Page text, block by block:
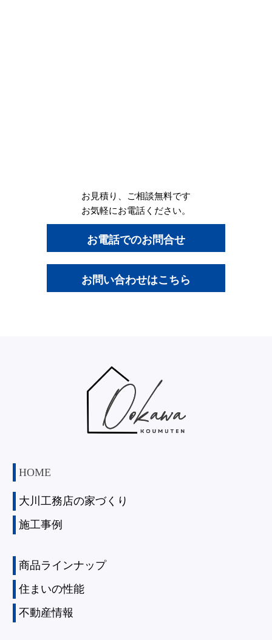
お見積り、ご相談無料です
お気軽にお電話ください。
お電話でのお問合せ
お問い合わせはこちら
HOME
大川工務店の家づくり
施工事例
商品ラインナップ
住まいの性能
不動産情報